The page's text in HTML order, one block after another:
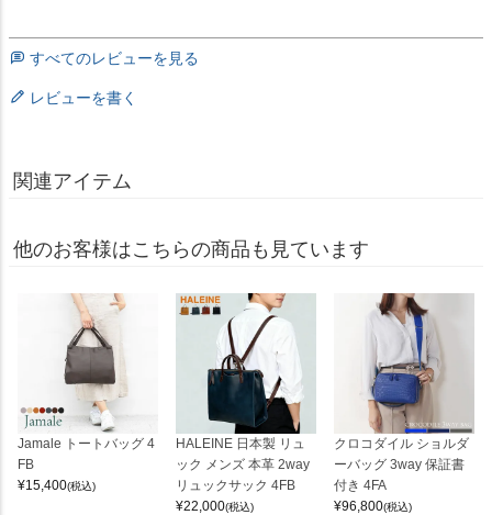
すべてのレビューを見る
レビューを書く
関連アイテム
他のお客様はこちらの商品も見ています
Jamale トートバッグ 4
FB
¥15,400(税込)
HALEINE 日本製 リュ
ック メンズ 本革 2way
リュックサック 4FB
¥22,000(税込)
クロコダイル ショルダ
ーバッグ 3way 保証書
付き 4FA
¥96,800(税込)